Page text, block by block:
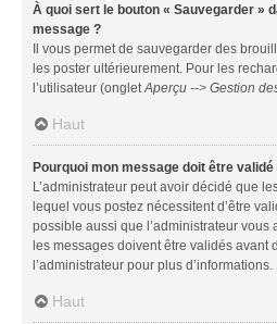
À quoi sert le bouton « Sauvegarder »
message ?
Il vous permet de sauvegarder des
les poster ultérieurement. Pour les
l’utilisateur (onglet Aperçu --> Gestion
Haut
Pourquoi mon message doit être validé
L’administrateur peut avoir décidé que
lequel vous postez nécessitent d’être
possible aussi que l’administrateur
les messages doivent être validés avant
l’administrateur pour plus d’informations.
Haut